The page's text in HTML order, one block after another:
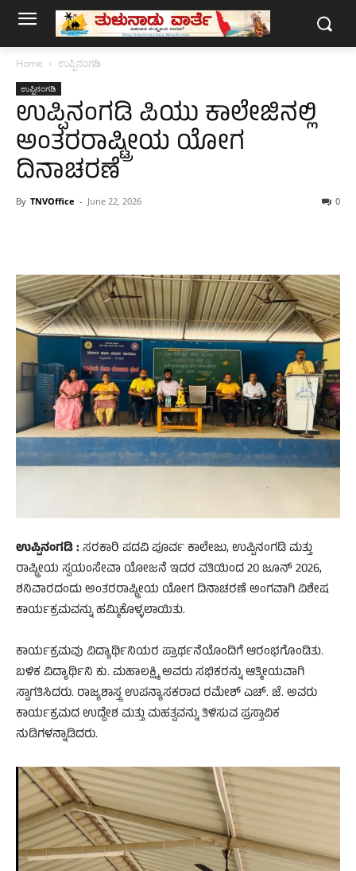
Home ಉಪ್ಪಿನಂಗಡಿ
ಉಪ್ಪಿನಂಗಡಿ
ಉಪ್ಪಿನಂಗಡಿ ಪಿಯು ಕಾಲೇಜಿನಲ್ಲಿ
ಅಂತರರಾಷ್ಟ್ರೀಯ ಯೋಗ
ದಿನಾಚರಣೆ
By TNVOffice - June 22, 2026 0
ಉಪ್ಪಿನಂಗಡಿ : ಸರಕಾರಿ ಪದವಿ ಪೂರ್ವ ಕಾಲೇಜು, ಉಪ್ಪಿನಂಗಡಿ ಮತ್ತು
ರಾಷ್ಟ್ರೀಯ ಸ್ವಯಂಸೇವಾ ಯೋಜನೆ ಇದರ ವತಿಯಿಂದ 20 ಜೂನ್ 2026,
ಶನಿವಾರದಂದು ಅಂತರರಾಷ್ಟ್ರೀಯ ಯೋಗ ದಿನಾಚರಣೆ ಅಂಗವಾಗಿ ವಿಶೇಷ
ಕಾರ್ಯಕ್ರಮವನ್ನು ಹಮ್ಮಿಕೊಳ್ಳಲಾಯಿತು.
ಕಾರ್ಯಕ್ರಮವು ವಿದ್ಯಾರ್ಥಿನಿಯರ ಪ್ರಾರ್ಥನೆಯೊಂದಿಗೆ ಆರಂಭಗೊಂಡಿತು.
ಬಳಿಕ ವಿದ್ಯಾರ್ಥಿನಿ ಕು. ಮಹಾಲಕ್ಷ್ಮಿ ಅವರು ಸಭಿಕರನ್ನು ಆತ್ಮೀಯವಾಗಿ
ಸ್ವಾಗತಿಸಿದರು. ರಾಜ್ಯಶಾಸ್ತ್ರ ಉಪನ್ಯಾಸಕರಾದ ರಮೇಶ್ ಎಚ್. ಜೆ. ಅವರು
ಕಾರ್ಯಕ್ರಮದ ಉದ್ದೇಶ ಮತ್ತು ಮಹತ್ವವನ್ನು ತಿಳಿಸುವ ಪ್ರಸ್ತಾವಿಕ
ನುಡಿಗಳನ್ನಾಡಿದರು.